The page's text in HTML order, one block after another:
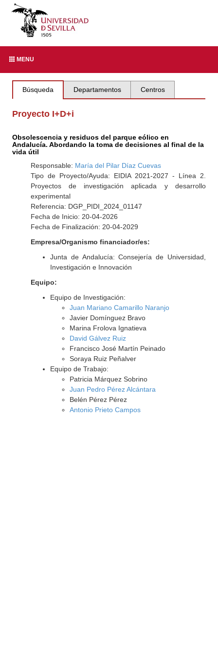
MENU
Búsqueda Departamentos Centros
Proyecto I+D+i
Obsolescencia y residuos del parque eólico en
Andalucía. Abordando la toma de decisiones al final de la
vida útil
Responsable: María del Pilar Díaz Cuevas
Tipo de Proyecto/Ayuda: EIDIA 2021-2027 - Línea 2.
Proyectos de investigación aplicada y desarrollo
experimental
Referencia: DGP_PIDI_2024_01147
Fecha de Inicio: 20-04-2026
Fecha de Finalización: 20-04-2029
Empresa/Organismo financiador/es:
Junta de Andalucía: Consejería de Universidad,
Investigación e Innovación
Equipo:
Equipo de Investigación:
Juan Mariano Camarillo Naranjo
Javier Domínguez Bravo
Marina Frolova Ignatieva
David Gálvez Ruiz
Francisco José Martín Peinado
Soraya Ruiz Peñalver
Equipo de Trabajo:
Patricia Márquez Sobrino
Juan Pedro Pérez Alcántara
Belén Pérez Pérez
Antonio Prieto Campos